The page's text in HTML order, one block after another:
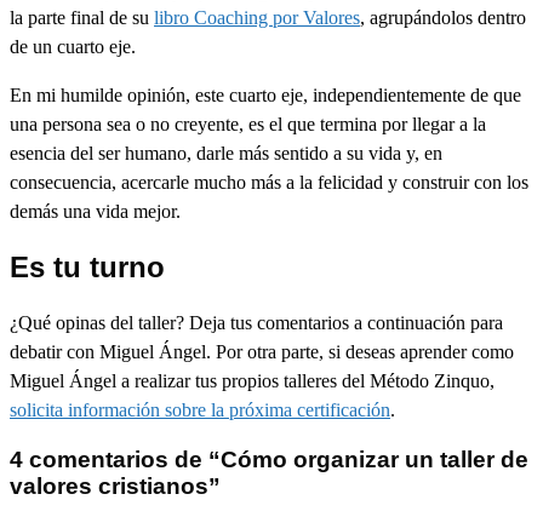
la parte final de su libro Coaching por Valores, agrupándolos dentro
de un cuarto eje.
En mi humilde opinión, este cuarto eje, independientemente de que
una persona sea o no creyente, es el que termina por llegar a la
esencia del ser humano, darle más sentido a su vida y, en
consecuencia, acercarle mucho más a la felicidad y construir con los
demás una vida mejor.
Es tu turno
¿Qué opinas del taller? Deja tus comentarios a continuación para
debatir con Miguel Ángel. Por otra parte, si deseas aprender como
Miguel Ángel a realizar tus propios talleres del Método Zinquo,
solicita información sobre la próxima certificación.
4 comentarios de “Cómo organizar un taller de
valores cristianos”